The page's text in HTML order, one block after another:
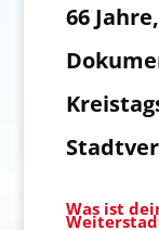
66
Was ist